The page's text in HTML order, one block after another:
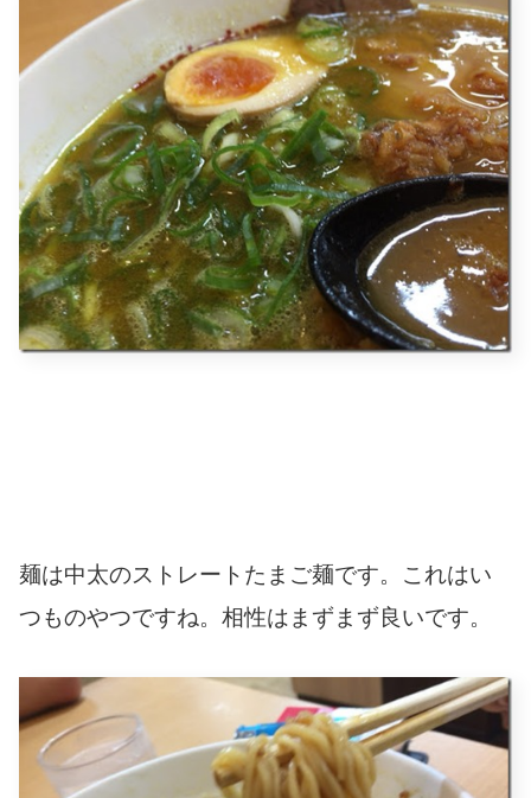
麺は中太のストレートたまご麺です。これはい
つものやつですね。相性はまずまず良いです。